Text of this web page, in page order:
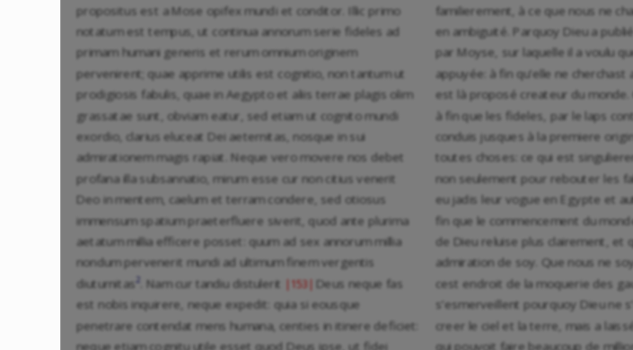
propositus est a Mose opifex mundi et conditor. Illic primo
notatum est tempus, ut continua annorum serie fideles ad
primam humani generis et rerum omnium originem
pervenirent; quae apprime utilis est cognitio, non tantum ut
prodigiosis fabulis, quae in Aegypto et aliis terrae plagis olim
grassatae sunt, obviam eatur, sed etiam ut cognito mundi
exordio, clarius eluceat Dei aeternitas, nosque in sui
admirationem magis rapiat. Neque vero movere nos debet
profana illa subsannatio, mirum esse cur non citius venerit
Deo in mentem, caelum et terram condere, sed otiosus
immensum spatium praeterfluere siverit, quod ante plurima
aetatum millia efficere posset: quum ad sex annorum millia
nondum pervenerit mundi ad ultimum finem vergentis
diuturnitas
. Nam cur tandiu distulerit |153| Deus neque fas
est nobis inquirere, neque expedit: quia si eousque
penetrare contendat mens humana, centies in itinere deficiet:
neque etiam cognitu utile esset quod Deus ipse, ut fidei
familierement, à ce que nous ne
en ambiguité. Parquoy Dieu a
par Moyse, sur laquelle il a voulu
appuyée: à fin qu’elle ne
est là proposé createur du
à fin que les fideles, par le laps
conduis jusques à la premiere
toutes choses: ce qui est
non seulement pour rebouter les
eu jadis leur vogue en Egypte et
fin que le commencement du
de Dieu reluise plus clairement, et
admiration de soy. Que nous ne
cest endroit de la moquerie des
s’esmerveillent pourquoy Dieu ne
creer le ciel et la terre, mais a
qui pouvoit faire beaucoup de